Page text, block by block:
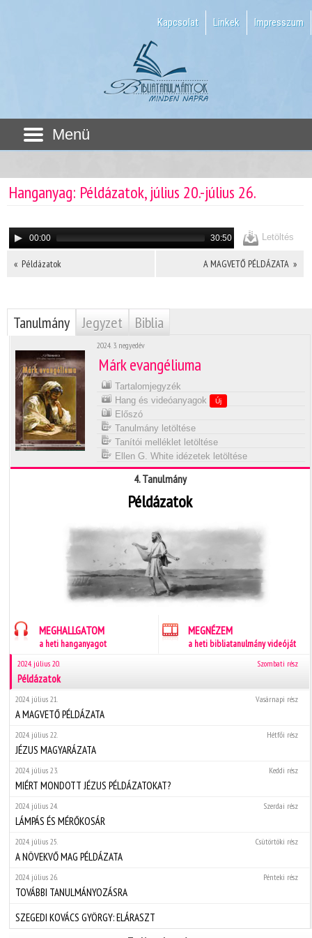
Kapcsolat Linkek Impresszum
Menü
Hanganyag: Példázatok, július 20.-július 26.
00:00 30:50 Letöltés
« Példázatok A MAGVETŐ PÉLDÁZATA »
Tanulmány Jegyzet Biblia
2024. 3. negyedév
Márk evangéliuma
Tartalomjegyzék
Hang és videóanyagok
Új
Előszó
Tanulmány letöltése
Tanítói melléklet letöltése
Ellen G. White idézetek letöltése
4. Tanulmány
Példázatok
MEGHALLGATOM
a heti hanganyagot
MEGNÉZEM
a heti bibliatanulmány videóját
Szombati rész
2024. július 20.
Példázatok
Vasárnapi rész
2024. július 21.
A MAGVETŐ PÉLDÁZATA
Hétfői rész
2024. július 22.
JÉZUS MAGYARÁZATA
Keddi rész
2024. július 23.
MIÉRT MONDOTT JÉZUS PÉLDÁZATOKAT?
Szerdai rész
2024. július 24.
LÁMPÁS ÉS MÉRŐKOSÁR
Csütörtöki rész
2024. július 25.
A NÖVEKVŐ MAG PÉLDÁZATA
Pénteki rész
2024. július 26.
TOVÁBBI TANULMÁNYOZÁSRA
SZEGEDI KOVÁCS GYÖRGY: ELÁRASZT